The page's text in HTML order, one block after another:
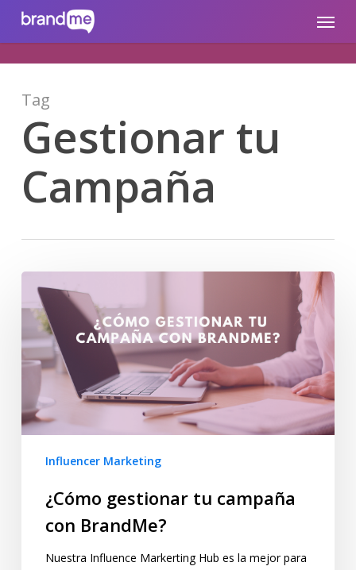
brandme.la Menu
Tag
Gestionar tu
Campaña
Influencer Marketing
¿Cómo gestionar tu campaña
con BrandMe?
Nuestra Influence Markerting Hub es la mejor para